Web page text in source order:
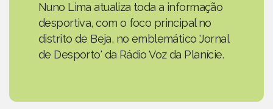
Nuno Lima atualiza toda a informação
desportiva, com o foco principal no
distrito de Beja, no emblemático 'Jornal
de Desporto' da Rádio Voz da Planície.